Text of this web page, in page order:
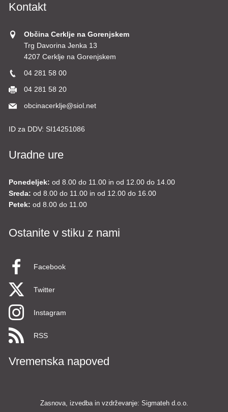
Kontakt
Občina Cerklje na Gorenjskem
Trg Davorina Jenka 13
4207 Cerklje na Gorenjskem
04 281 58 00
04 281 58 20
obcinacerklje@siol.net
ID za DDV: SI14251086
Uradne ure
Ponedeljek: od 8.00 do 11.00 in od 12.00 do 14.00
Sreda: od 8.00 do 11.00 in od 12.00 do 16.00
Petek: od 8.00 do 11.00
Ostanite v stiku z nami
Facebook
Twitter
Instagram
RSS
Vremenska napoved
Zasnova, izvedba in vzdrževanje: Sigmateh d.o.o.